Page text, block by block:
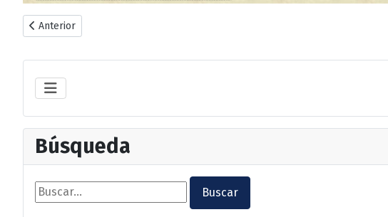
Artículo anterior: 1.1 La Edad de los metales
Anterior
Búsqueda
Buscar...
Buscar